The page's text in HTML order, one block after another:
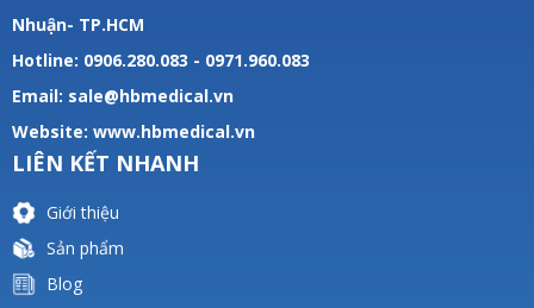
Nhuận- TP.HCM
Hotline: 0906.280.083 - 0971.960.083
Email: sale@hbmedical.vn
Website: www.hbmedical.vn
LIÊN KẾT NHANH
Giới thiệu
Sản phẩm
Blog